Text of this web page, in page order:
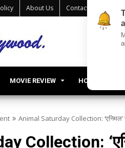
About Us Contact Us
MOVIE REVIEW HOLLYWOOD
Animal Saturday Collection: ‘एनिमल’
Collection: